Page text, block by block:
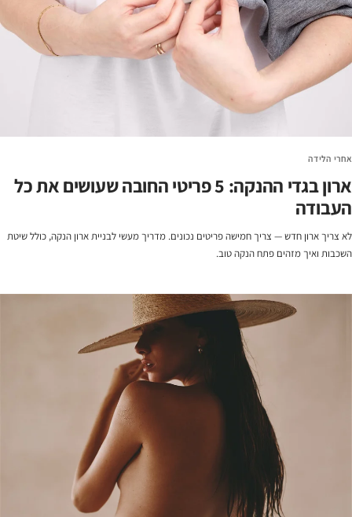
אחרי הלידה
ארון בגדי ההנקה: 5 פריטי החובה שעושים את כל
העבודה
לא צריך ארון חדש — צריך חמישה פריטים נכונים. מדריך מעשי לבניית ארון הנקה, כולל שיטת
השכבות ואיך מזהים פתח הנקה טוב.